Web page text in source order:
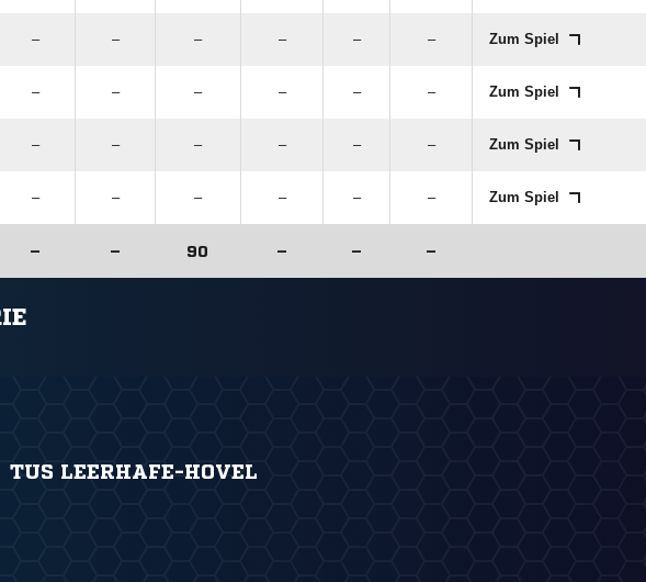
– – – – – – Zum Spiel
– – – – – – Zum Spiel
– – – – – – Zum Spiel
– – – – – – Zum Spiel
– – 90 – – –
TUS LEERHAFE-HOVEL